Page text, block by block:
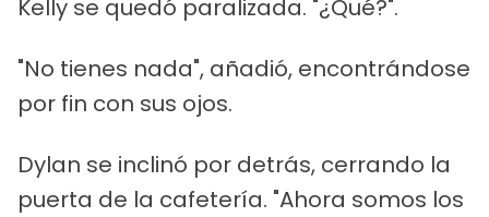
Kelly se quedó paralizada. "¿Qué?".
"No tienes nada", añadió, encontrándose
por fin con sus ojos.
Dylan se inclinó por detrás, cerrando la
puerta de la cafetería. "Ahora somos los